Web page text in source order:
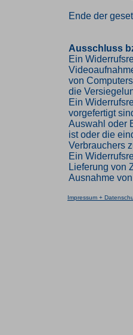
Ende der
Ausschluss
Ein
von
die
Ein
vorgefertigt
Auswahl oder
ist oder die
Verbrauchers
Ein
Lieferung von
Ausnahme
Impressum +